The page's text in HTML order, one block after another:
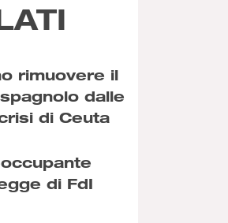
rimuovere il
dalle
di Ceuta
di FdI